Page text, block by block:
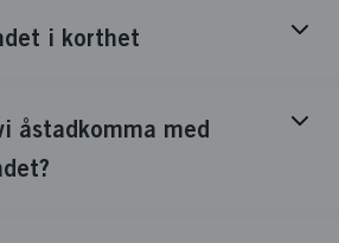
i korthet
åstadkomma med